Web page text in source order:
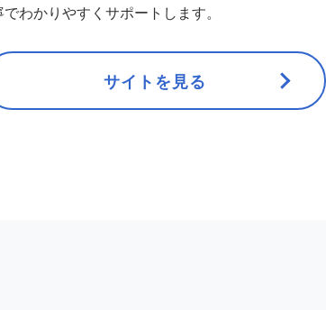
わかりやすくサポートします。
サイトを見る